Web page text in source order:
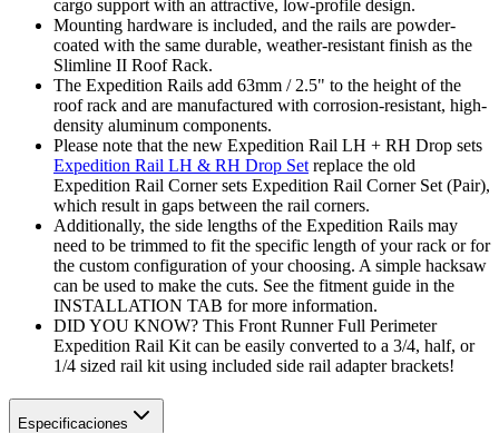
cargo support with an attractive, low-profile design.
Mounting hardware is included, and the rails are powder-
coated with the same durable, weather-resistant finish as the
Slimline II Roof Rack.
The Expedition Rails add 63mm / 2.5" to the height of the
roof rack and are manufactured with corrosion-resistant, high-
density aluminum components.
Please note that the new Expedition Rail LH + RH Drop sets
Expedition Rail LH & RH Drop Set replace the old
Expedition Rail Corner sets Expedition Rail Corner Set (Pair),
which result in gaps between the rail corners.
Additionally, the side lengths of the Expedition Rails may
need to be trimmed to fit the specific length of your rack or for
the custom configuration of your choosing. A simple hacksaw
can be used to make the cuts. See the fitment guide in the
INSTALLATION TAB for more information.
DID YOU KNOW? This Front Runner Full Perimeter
Expedition Rail Kit can be easily converted to a 3/4, half, or
1/4 sized rail kit using included side rail adapter brackets!
Especificaciones